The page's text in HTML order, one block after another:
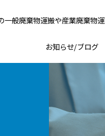
一般廃棄物運搬や産業廃棄物
お知らせ/ブログ